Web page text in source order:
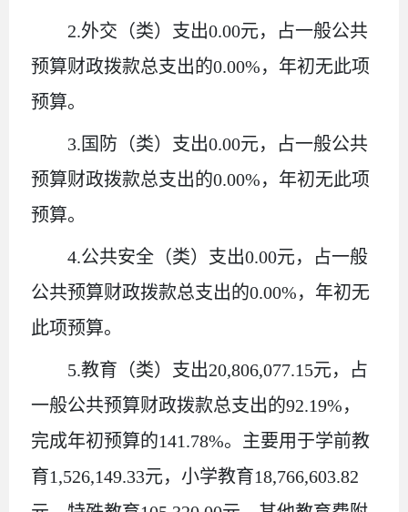
2.外交（类）支出0.00元，占一般公共
预算财政拨款总支出的0.00%， 年初无此项
预算。
3.国防（类）支出0.00元，占一般公共
预算财政拨款总支出的0.00%， 年初无此项
预算。
4.公共安全（类）支出0.00元，占一般
公共预算财政拨款总支出的0.00%， 年初无
此项预算。
5.教育（类） 支出20,806,077.15元，占
一般公共预算财政拨款总支出的92.19%，
完成年初预算的141.78%。主要用于学前教
育1,526,149.33元， 小学教育18,766,603.82